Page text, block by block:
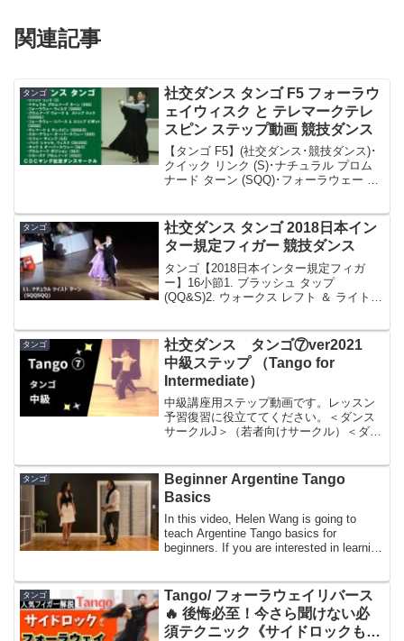
関連記事
タンゴ
社交ダンス タンゴ F5 フォーラウ
ェイウィスク と テレマークテレ
スピン ステップ動画 競技ダンス
【タンゴ F5】(社交ダンス･競技ダンス)･
クイック リンク (S)･ナチュラル プロム
ナード ターン (SQQ)･フォーラウェー ウ
ウェー リバー...
タンゴ
社交ダンス タンゴ 2018日本イン
ター規定フィガー 競技ダンス
タンゴ【2018日本インター規定フィガ
ー】16小節1. ブラッシュ タップ
(QQ&S)2. ウォークス レフト ＆ ライト
ァイブ ステ...
タンゴ
社交ダンス タンゴ⑦ver2021
中級ステップ （Tango for
Intermediate）
中級講座用ステップ動画です。レッスン
予習復習に役立ててください。＜ダンス
サークルJ＞（若者向けサークル）＜ダン
Step)ス...
タンゴ
Beginner Argentine Tango
Basics
In this video, Helen Wang is going to
teach Argentine Tango basics for
beginners. If you are interested in learning
タンゴ
Tango/ フォーラウェイリバース
🔥 後悔必至！今さら聞けない必
須テクニック《サイドロックも解